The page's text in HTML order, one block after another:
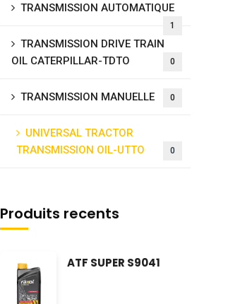
TRANSMISSION AUTOMATIQUE
1
TRANSMISSION DRIVE TRAIN
OIL CATERPILLAR-TDTO
0
TRANSMISSION MANUELLE 0
UNIVERSAL TRACTOR
TRANSMISSION OIL-UTTO
0
Produits recents
ATF SUPER S9041